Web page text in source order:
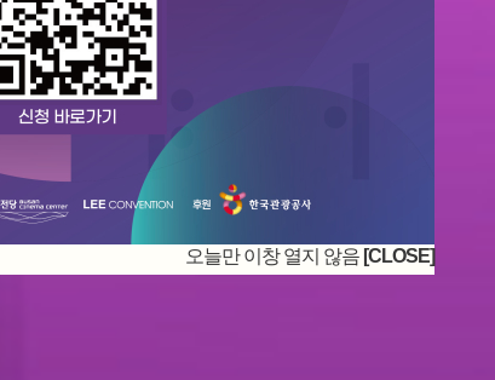
오늘만 이창 열지 않음 [CLOSE]